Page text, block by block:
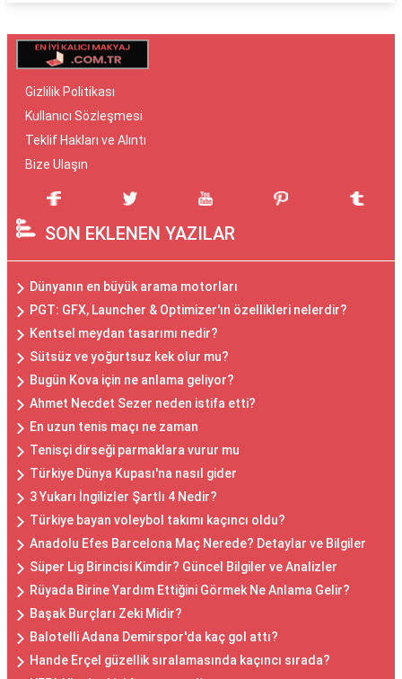
Gizlilik Politikası
Kullanıcı Sözleşmesi
Teklif Hakları ve Alıntı
Bize Ulaşın
SON EKLENEN YAZILAR
Dünyanın en büyük arama motorları
PGT: GFX, Launcher & Optimizer'ın özellikleri nelerdir?
Kentsel meydan tasarımı nedir?
Sütsüz ve yoğurtsuz kek olur mu?
Bugün Kova için ne anlama geliyor?
Ahmet Necdet Sezer neden istifa etti?
En uzun tenis maçı ne zaman
Tenisçi dirseği parmaklara vurur mu
Türkiye Dünya Kupası'na nasıl gider
3 Yukarı İngilizler Şartlı 4 Nedir?
Türkiye bayan voleybol takımı kaçıncı oldu?
Anadolu Efes Barcelona Maç Nerede? Detaylar ve Bilgiler
Süper Lig Birincisi Kimdir? Güncel Bilgiler ve Analizler
Rüyada Birine Yardım Ettiğini Görmek Ne Anlama Gelir?
Başak Burçları Zeki Midir?
Balotelli Adana Demirspor'da kaç gol attı?
Hande Erçel güzellik sıralamasında kaçıncı sırada?